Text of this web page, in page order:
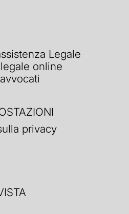
Legale
online
privacy